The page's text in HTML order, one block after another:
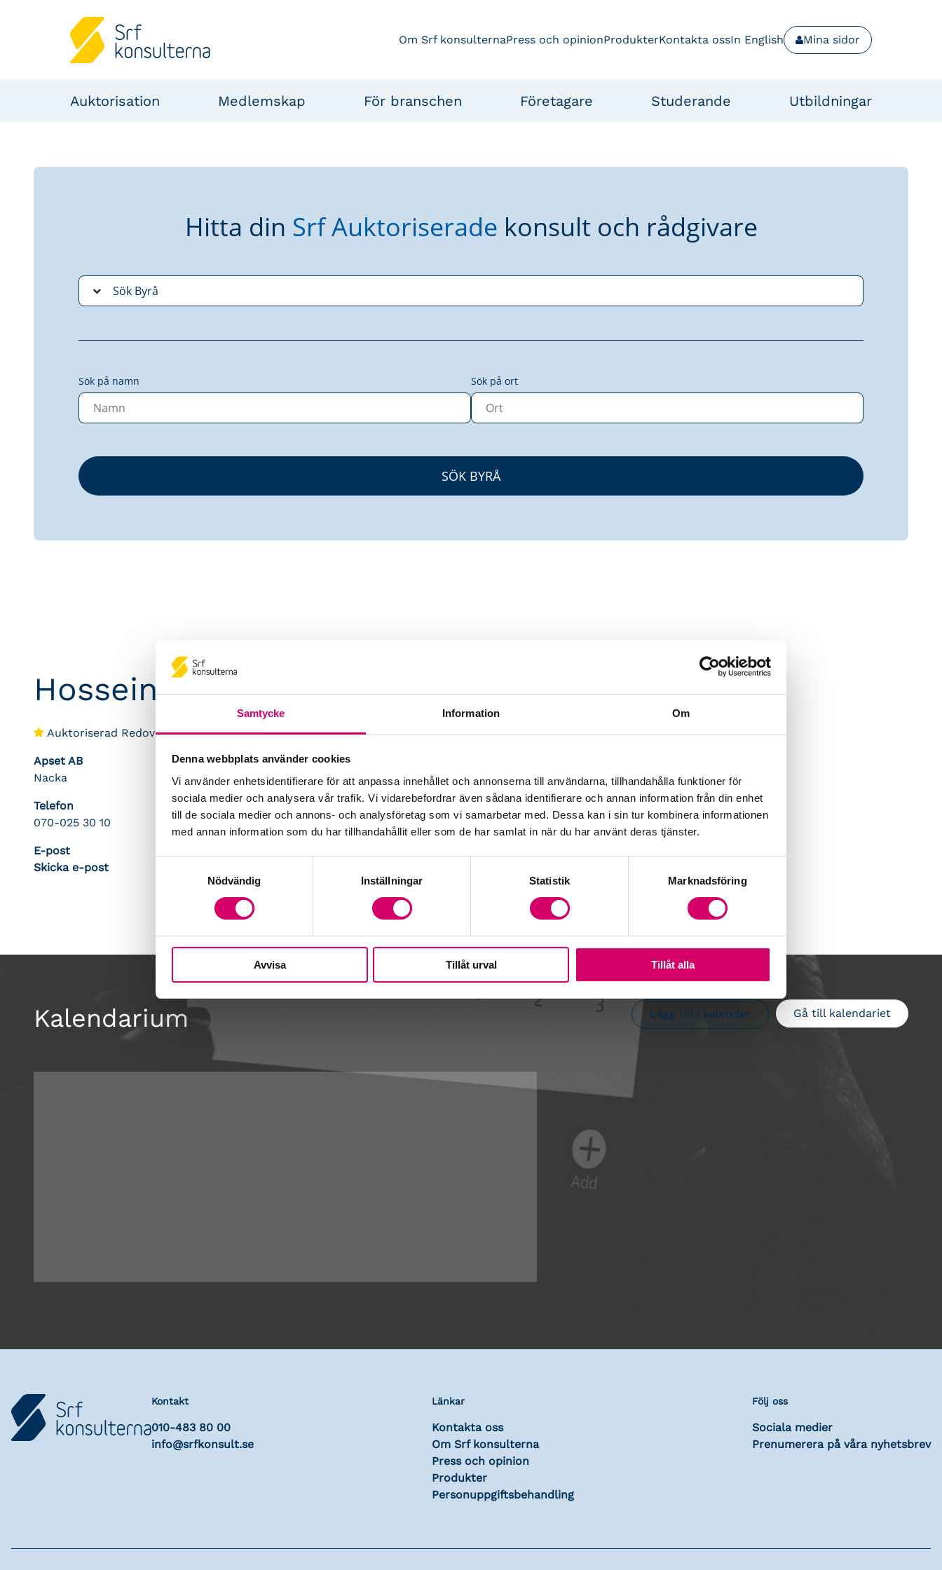
Samtycke Information Om
Denna webbplats använder cookies
Vi använder enhetsidentifierare för att anpassa innehållet och annonserna till användarna, tillhandahålla funktioner för
sociala medier och analysera vår trafik. Vi vidarebefordrar även sådana identifierare och annan information från din enhet
till de sociala medier och annons- och analysföretag som vi samarbetar med. Dessa kan i sin tur kombinera informationen
med annan information som du har tillhandahållit eller som de har samlat in när du har använt deras tjänster.
Nödvändig
Inställningar Statistik Marknadsföring
Avvisa Tillåt urval Tillåt alla
Om Srf konsulternaPress och opinionProdukterKontakta ossIn English Mina sidor
Auktorisation Medlemskap För branschen Företagare Studerande Utbildningar
Hitta din Srf Auktoriserade konsult och rådgivare
Sök på namn Sök på ort
Hossein Estiri
Auktoriserad Redovisningskonsult
Apset AB
Nacka
Telefon
070-025 30 10
E-post
Skicka e-post
Kalendarium Gå till kalendariet
Lägg till i kalender
Kontakt
010-483 80 00
info@srfkonsult.se
Länkar
Kontakta oss
Om Srf konsulterna
Press och opinion
Produkter
Personuppgiftsbehandling
Följ oss
Sociala medier
Prenumerera på våra nyhetsbrev